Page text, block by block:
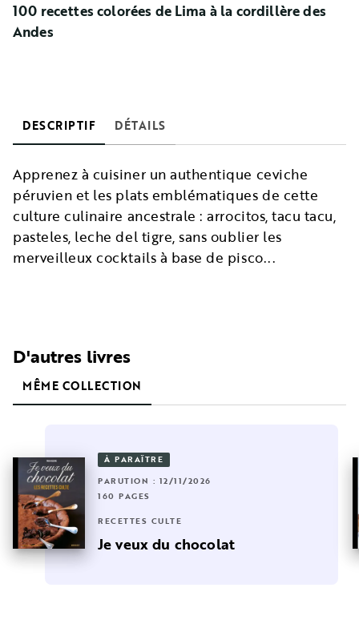
100 recettes colorées de Lima à la cordillère des
Andes
DESCRIPTIF DÉTAILS
Apprenez à cuisiner un authentique ceviche
péruvien et les plats emblématiques de cette
culture culinaire ancestrale : arrocitos, tacu tacu,
pasteles, leche del tigre, sans oublier les
merveilleux cocktails à base de pisco...
D'autres livres
MÊME COLLECTION
À PARAÎTRE
PARUTION : 12/11/2026
160 PAGES
RECETTES CULTE
Je veux du chocolat